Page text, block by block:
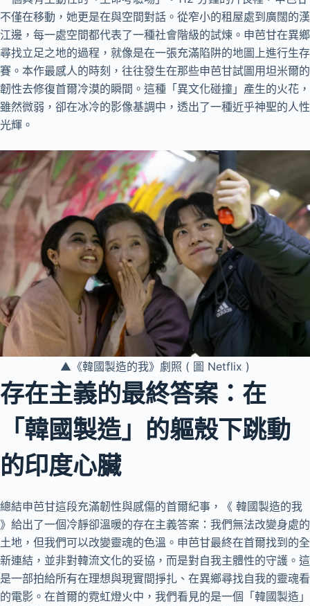
不僅在移動，她更是在與空間對話。從窄小的租屋處到廣闊的漢
江邊，每一處空間都代表了一種社會階級的試煉。申芭甘在異鄉
尋找立足之地的過程，就像是在一張充滿陷阱的地圖上進行生存
賽。本作最感人的時刻，往往發生在那些申芭甘試圖用坦米爾的
韌性去修復首爾冷漠的瞬間。這種「異文化碰撞」產生的火花，
雖然微弱，卻在冰冷的影像基調中，透出了一種近乎神聖的人性
光輝。
▲《韓國製造的我》劇照 ( 圖 Netflix )
存在主義的最終答案：在
「韓國製造」的軀殼下跳動
的印度心臟
總結申芭甘這段充滿韌性與感傷的首爾紀事，《 韓國製造的我
》給出了一個冷靜卻溫暖的存在主義答案：我們無法改變身處的
土地，但我們可以改變靈魂的色溫。申芭甘最終在首爾找到的全
新連結，並非對韓流文化的妥協，而是對自我主體性的守護。這
是一部拍給所有在理想與現實間掙扎、在異鄉尋找自我的靈魂看
的電影。在首爾的霓虹燈火中，我們看見的是一個「韓國製造」